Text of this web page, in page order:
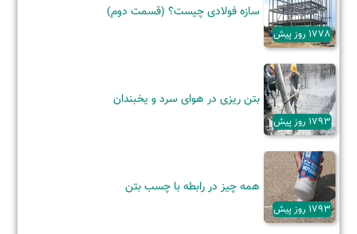
1778 روز پیش
سازه فولادی چیست؟ (قسمت دوم)
1793 روز پیش
بتن ریزی در هوای سرد و یخبندان
1793 روز پیش
همه چیز در رابطه با چسب بتن